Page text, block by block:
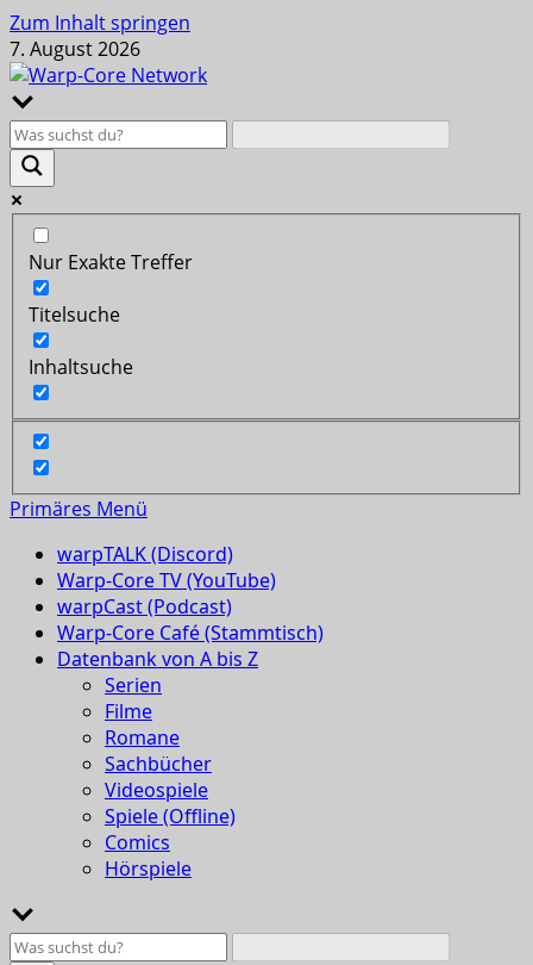
Zum Inhalt springen
7. August 2026
Nur Exakte Treffer
Titelsuche
Inhaltsuche
Primäres Menü
warpTALK (Discord)
Warp-Core TV (YouTube)
warpCast (Podcast)
Warp-Core Café (Stammtisch)
Datenbank von A bis Z
Serien
Filme
Romane
Sachbücher
Videospiele
Spiele (Offline)
Comics
Hörspiele